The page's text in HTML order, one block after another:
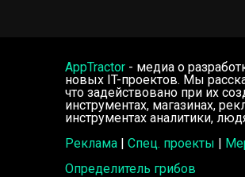
AppTractor - медиа о
новых IT-проектов. Мы
что задействовано при их
инструментах, магазинах,
инструментах аналитики,
Реклама | Спец. проекты |
Определитель грибов